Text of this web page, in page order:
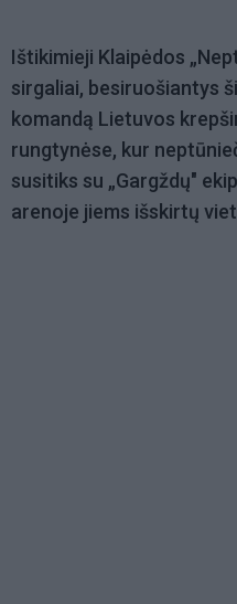
Ištikimieji Klaipėdos
sirgaliai, besiruošiantys
komandą Lietuvos
rungtynėse, kur
susitiks su „Gargždų"
arenoje jiems išskirtų